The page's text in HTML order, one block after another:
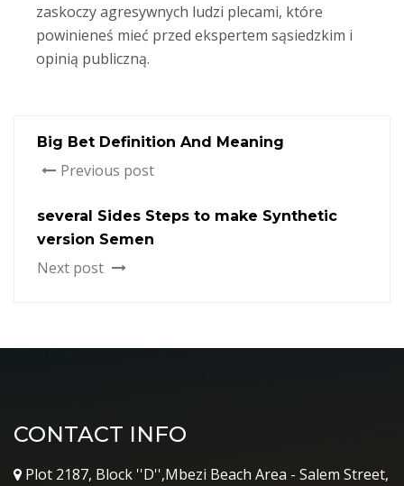
zaskoczy agresywnych ludzi plecami, które
powinieneś mieć przed ekspertem sąsiedzkim i
opinią publiczną.
Big Bet Definition And Meaning
Previous post
several Sides Steps to make Synthetic
version Semen
Next post
CONTACT INFO
Plot 2187, Block ''D'',Mbezi Beach Area - Salem Street,